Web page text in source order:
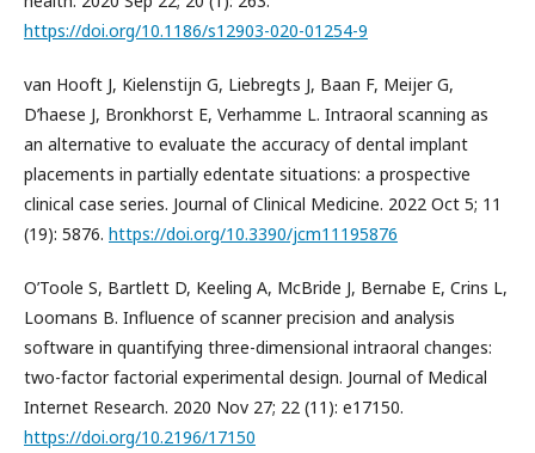
https://doi.org/10.1186/s12903-020-01254-9
van Hooft J, Kielenstijn G, Liebregts J, Baan F, Meijer G,
D’haese J, Bronkhorst E, Verhamme L. Intraoral scanning as
an alternative to evaluate the accuracy of dental implant
placements in partially edentate situations: a prospective
clinical case series. Journal of Clinical Medicine. 2022 Oct 5; 11
(19): 5876. https://doi.org/10.3390/jcm11195876
O’Toole S, Bartlett D, Keeling A, McBride J, Bernabe E, Crins L,
Loomans B. Influence of scanner precision and analysis
software in quantifying three-dimensional intraoral changes:
two-factor factorial experimental design. Journal of Medical
Internet Research. 2020 Nov 27; 22 (11): e17150.
https://doi.org/10.2196/17150